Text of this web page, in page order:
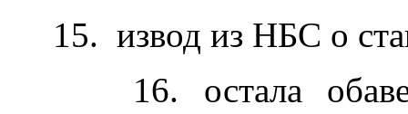
15. извод из НБС о
16. остала